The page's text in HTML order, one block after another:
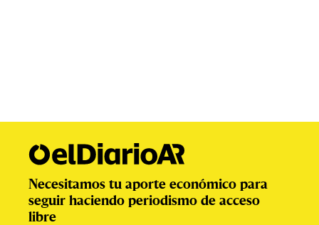
Necesitamos tu aporte económico para
seguir haciendo periodismo de acceso
libre